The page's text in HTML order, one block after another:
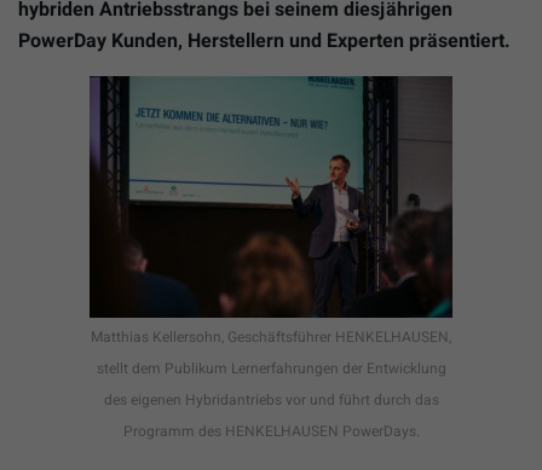
hybriden Antriebsstrangs bei seinem diesjährigen
PowerDay Kunden, Herstellern und Experten präsentiert.
Matthias Kellersohn, Geschäftsführer HENKELHAUSEN,
stellt dem Publikum Lernerfahrungen der Entwicklung
des eigenen Hybridantriebs vor und führt durch das
Programm des HENKELHAUSEN PowerDays.